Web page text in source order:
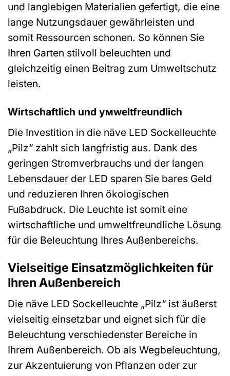
und langlebigen Materialien gefertigt, die eine
lange Nutzungsdauer gewährleisten und
somit Ressourcen schonen. So können Sie
Ihren Garten stilvoll beleuchten und
gleichzeitig einen Beitrag zum Umweltschutz
leisten.
Wirtschaftlich und умweltfreundlich
Die Investition in die näve LED Sockelleuchte
„Pilz“ zahlt sich langfristig aus. Dank des
geringen Stromverbrauchs und der langen
Lebensdauer der LED sparen Sie bares Geld
und reduzieren Ihren ökologischen
Fußabdruck. Die Leuchte ist somit eine
wirtschaftliche und umweltfreundliche Lösung
für die Beleuchtung Ihres Außenbereichs.
Vielseitige Einsatzmöglichkeiten für
Ihren Außenbereich
Die näve LED Sockelleuchte „Pilz“ ist äußerst
vielseitig einsetzbar und eignet sich für die
Beleuchtung verschiedenster Bereiche in
Ihrem Außenbereich. Ob als Wegbeleuchtung,
zur Akzentuierung von Pflanzen oder zur